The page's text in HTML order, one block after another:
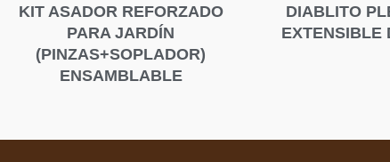
KIT ASADOR REFORZADO
PARA JARDÍN
(PINZAS+SOPLADOR)
ENSAMBLABLE
DIABLITO
EXTENSIBLE